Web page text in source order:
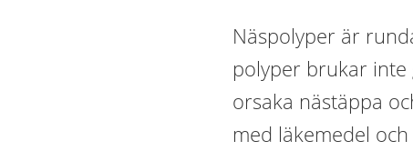
Näspolyper är
polyper brukar
orsaka nästäppa
med läkemedel